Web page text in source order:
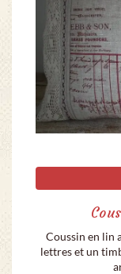
Coussin en lin
lettres et un